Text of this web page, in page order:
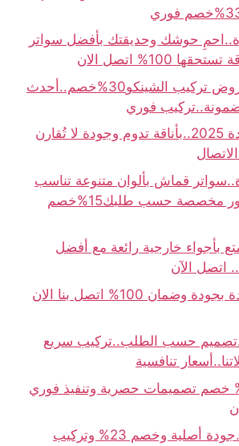
حوشك وحديقتك بأفضل سواتر
100% اتصل الان
مظلات شينكو..عروض تركيب الشينكو30%خصم..أحدث
فوري
مظلات لكسان جدة 2025..بأناقة تدوم وجودة لا تُقارن
قماش بألوان متنوعة تناسب
جميع أذواق الديكور مخصصة حسب طلبك15%خصم
بأجواء خارجية رائعة مع أفضل
اتصل الآن
مظلات خشبية جدة بجودة وضمان 100% اتصل بنا الان
حسب الطلب..تركيب سريع
تنافسية
جدة بـ35% خصم تصميمات حصرية وتنفيذ فوري
حداد شبوك جدة..جودة أصلية وخصم 23% وتركيب